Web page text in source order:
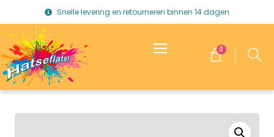
Snelle levering en retourneren binnen 14 dagen
0